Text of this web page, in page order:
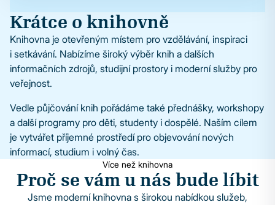
Krátce o knihovně
Knihovna je otevřeným místem pro vzdělávání, inspiraci
i setkávání. Nabízíme široký výběr knih a dalších
informačních zdrojů, studijní prostory i moderní služby pro
veřejnost.
Vedle půjčování knih pořádáme také přednášky, workshopy
a další programy pro děti, studenty i dospělé. Naším cílem
je vytvářet příjemné prostředí pro objevování nových
informací, studium i volný čas.
Více než knihovna
Proč se vám u nás bude líbit
Jsme moderní knihovna s širokou nabídkou služeb,